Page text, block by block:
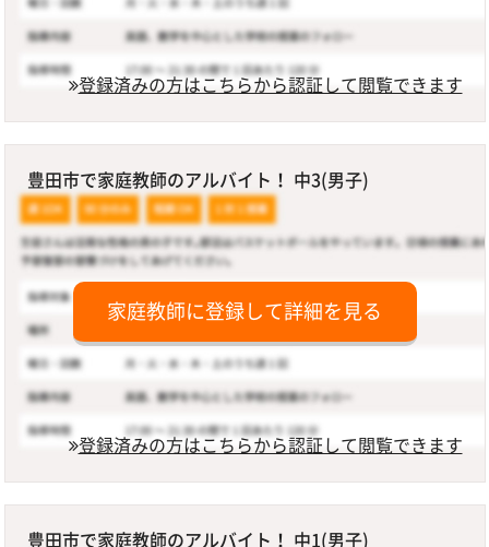
登録済みの方はこちらから認証して閲覧できます
豊田市で家庭教師のアルバイト！ 中3(男子)
家庭教師に登録して詳細を見る
登録済みの方はこちらから認証して閲覧できます
豊田市で家庭教師のアルバイト！ 中1(男子)